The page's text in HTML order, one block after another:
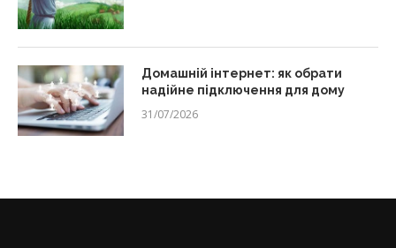
Домашній інтернет: як обрати
надійне підключення для дому
31/07/2026